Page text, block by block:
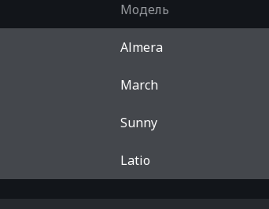
Модель
Almera
March
Sunny
Latio